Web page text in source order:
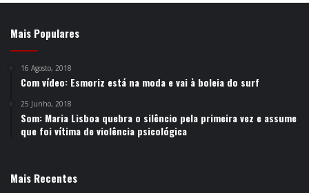
Mais Populares
16 Agosto, 2018
Com vídeo: Esmoriz está na moda e vai à boleia do surf
25 Junho, 2018
Som: Maria Lisboa quebra o silêncio pela primeira vez e assume
que foi vítima de violência psicológica
Mais Recentes